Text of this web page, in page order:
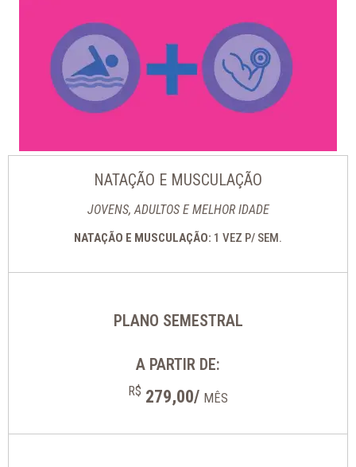
NATAÇÃO E MUSCULAÇÃO
JOVENS, ADULTOS E MELHOR IDADE
NATAÇÃO E MUSCULAÇÃO: 1 VEZ P/ SEM.
PLANO SEMESTRAL
A PARTIR DE:
R$ 279,00/ MÊS